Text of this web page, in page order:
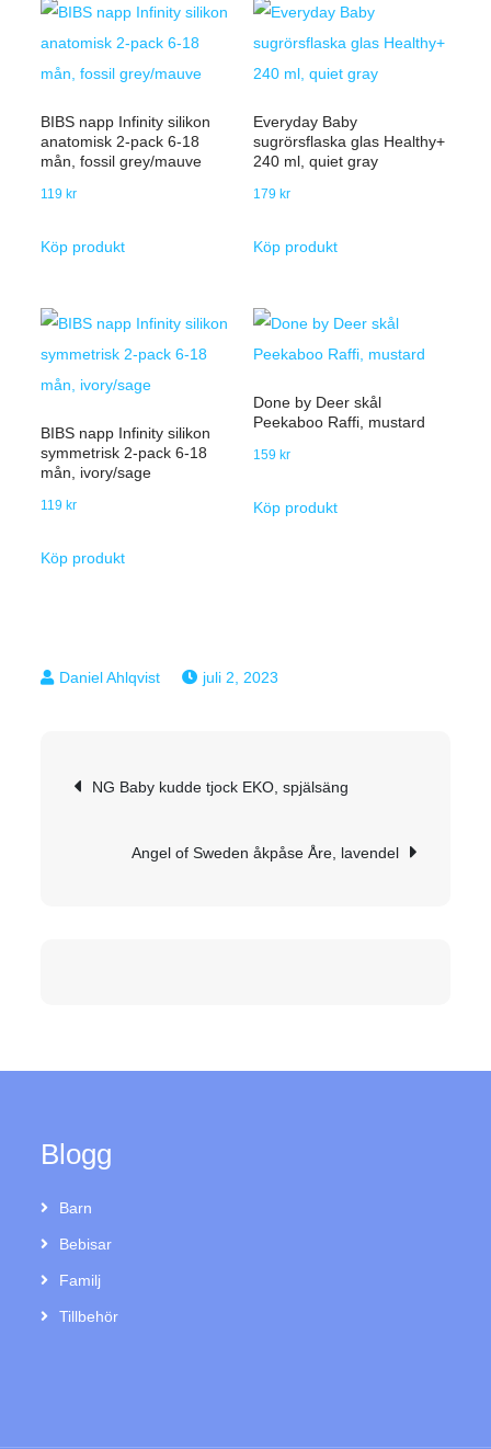
BIBS napp Infinity silikon
anatomisk 2-pack 6-18
mån, fossil grey/mauve
119kr
Köp produkt
Everyday Baby
sugrörsflaska glas Healthy+
240 ml, quiet gray
179kr
Köp produkt
BIBS napp Infinity silikon
symmetrisk 2-pack 6-18
mån, ivory/sage
119kr
Köp produkt
Done by Deer skål
Peekaboo Raffi, mustard
159kr
Köp produkt
juli 2, 2023
Inläggsnavigering
NG Baby kudde tjock EKO, spjälsäng
Angel of Sweden åkpåse Åre, lavendel
Blogg
Barn
Bebisar
Familj
Tillbehör